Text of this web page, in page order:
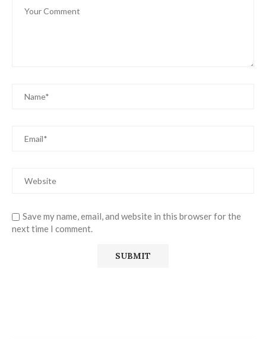
Save my name, email, and website in this browser for the
next time I comment.